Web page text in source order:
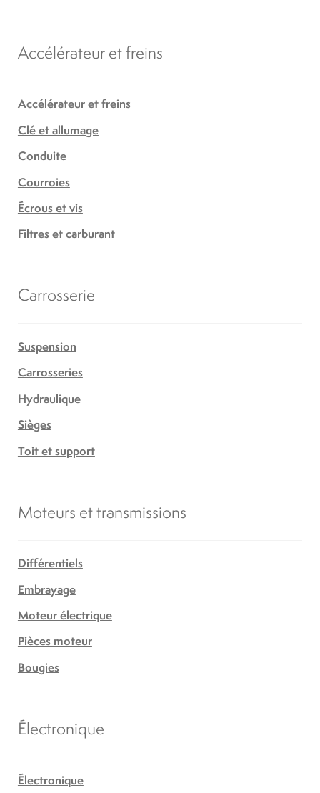
Accélérateur et freins
Accélérateur et freins
Clé et allumage
Conduite
Courroies
Écrous et vis
Filtres et carburant
Carrosserie
Suspension
Carrosseries
Hydraulique
Sièges
Toit et support
Moteurs et transmissions
Différentiels
Embrayage
Moteur électrique
Pièces moteur
Bougies
Électronique
Électronique